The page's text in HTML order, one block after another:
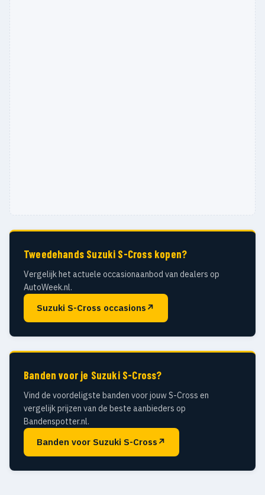
Tweedehands Suzuki S-Cross kopen?
Vergelijk het actuele occasionaanbod van dealers op
AutoWeek.nl.
Suzuki S-Cross occasions ↗
Banden voor je Suzuki S-Cross?
Vind de voordeligste banden voor jouw S-Cross en
vergelijk prijzen van de beste aanbieders op
Bandenspotter.nl.
Banden voor Suzuki S-Cross ↗